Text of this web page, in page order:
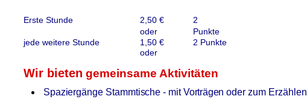
Erste Stunde
2,50 €
oder
2
Punkte
jede weitere Stunde
1,50 €
oder
2 Punkte
Wir bieten gemeinsame Aktivitäten
Spaziergänge Stammtische - mit Vorträgen oderzumErzählen